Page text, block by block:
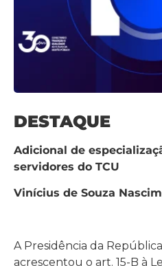
DESTAQUE
Adicional de
servidores do TCU
Vinícius de Souza
A Presidência da
acrescentou o art. 15-B à